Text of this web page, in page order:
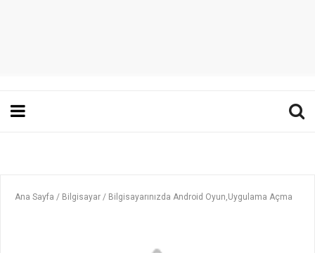
Ana Sayfa / Bilgisayar / Bilgisayarınızda Android Oyun,Uygulama Açma